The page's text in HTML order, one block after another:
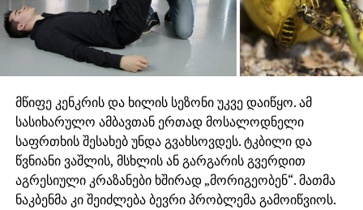
მწიფე კენკრის და ხილის სეზონი უკვე დაიწყო. ამ
სასიხარულო ამბავთან ერთად მოსალოდნელი
საფრთხის შესახებ უნდა გვახსოვდეს. ტკბილი და
წვნიანი ვაშლის, მსხლის ან გარგარის გვერდით
აგრესიული კრაზანები ხშირად „მორიგეობენ“. მათმა
ნაკბენმა კი შეიძლება ბევრი პრობლემა გამოიწვიოს.